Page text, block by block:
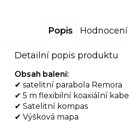
Popis Hodnocení
Detailní popis produktu
Obsah balení:
✔ satelitní parabola Remora
✔ 5 m flexibilní koaxiální kabel
✔ Satelitní kompas
✔ Výšková mapa